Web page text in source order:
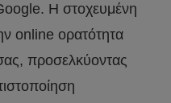
Η στοχευμένη
online ορατότητα
προσελκύοντας